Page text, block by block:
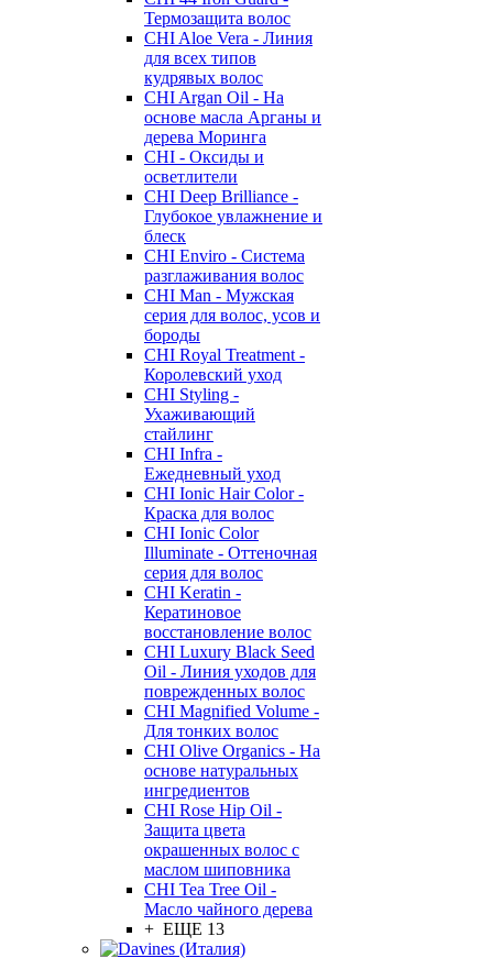
Термозащита волос
CHI Aloe Vera - Линия
для всех типов
кудрявых волос
CHI Argan Oil - На
основе масла Арганы и
дерева Моринга
CHI - Оксиды и
осветлители
CHI Deep Brilliance -
Глубокое увлажнение и
блеск
CHI Enviro - Система
разглаживания волос
CHI Man - Мужская
серия для волос, усов и
бороды
CHI Royal Treatment -
Королевский уход
CHI Styling -
Ухаживающий
стайлинг
CHI Infra -
Ежедневный уход
CHI Ionic Hair Color -
Краска для волос
CHI Ionic Color
Illuminate - Оттеночная
серия для волос
CHI Keratin -
Кератиновое
восстановление волос
CHI Luxury Black Seed
Oil - Линия уходов для
поврежденных волос
CHI Magnified Volume -
Для тонких волос
CHI Olive Organics - На
основе натуральных
ингредиентов
CHI Rose Hip Oil -
Защита цвета
окрашенных волос с
маслом шиповника
CHI Tea Tree Oil -
Масло чайного дерева
+ ЕЩЕ 13